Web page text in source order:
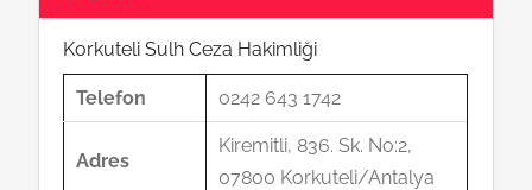
Korkuteli Sulh Ceza Hakimliği
Telefon 0242 643 1742
Adres
Kiremitli, 836. Sk. No:2,
07800 Korkuteli/Antalya